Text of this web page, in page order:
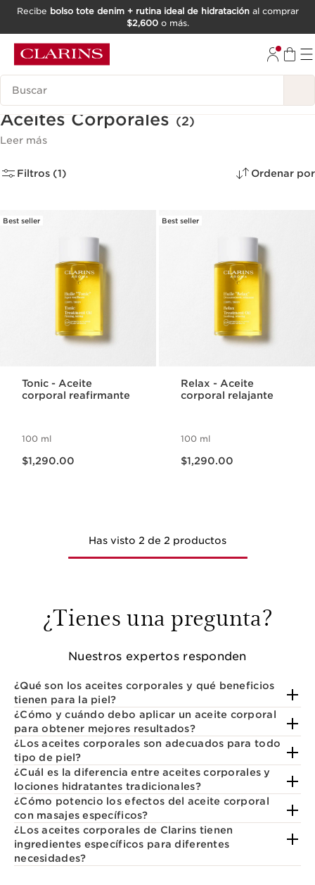
IR AL PIE DE PÁGINA
Recibe bolso tote denim + rutina ideal de hidrataciónal comprar
$2,600o más.
Buscar
Aceites Corporales (2)
Leer más
Filtros (1) Ordenar por
Best seller
Tonic - Aceite
corporal reafirmante
100 ml
$1,290.00
Best seller
Relax - Aceite
corporal relajante
100 ml
$1,290.00
Has visto 2 de 2 productos
¿Tienes una pregunta?
Nuestros expertos responden
¿Qué son los aceites corporales y qué beneficios
tienen para la piel?
¿Cómo y cuándo debo aplicar un aceite corporal
para obtener mejores resultados?
¿Los aceites corporales son adecuados para todo
tipo de piel?
¿Cuál es la diferencia entre aceites corporales y
lociones hidratantes tradicionales?
¿Cómo potencio los efectos del aceite corporal
con masajes específicos?
¿Los aceites corporales de Clarins tienen
ingredientes específicos para diferentes
necesidades?